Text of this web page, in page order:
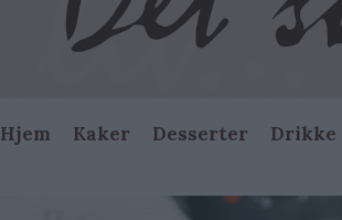
Main
navigation
Hjem Kaker Desserter Drikke